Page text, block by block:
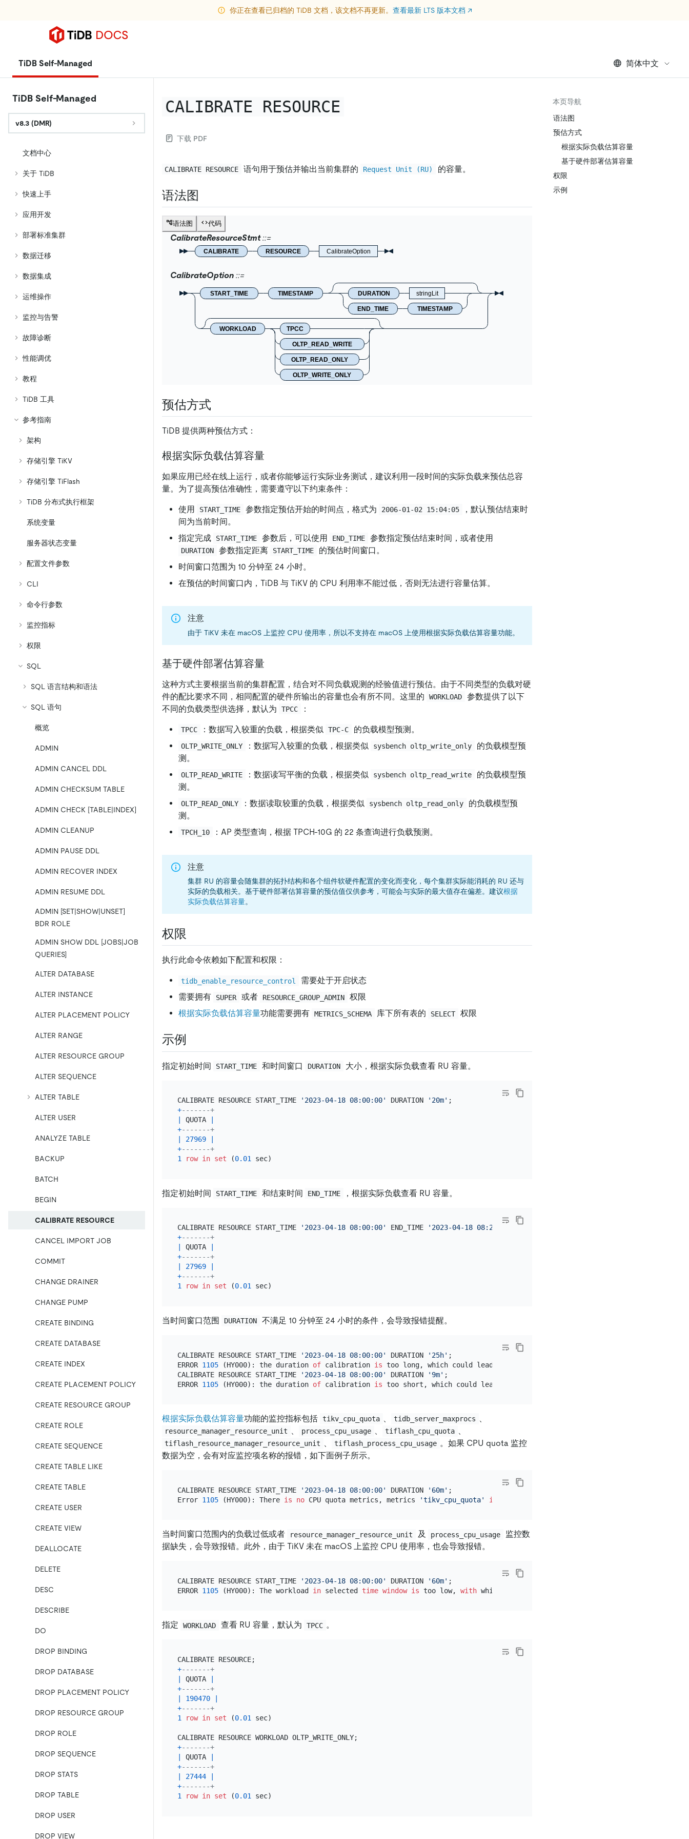
你正在查看已归档的 TiDB 文档，该文档不再更新。 查看最新 LTS 版本文档 ↗
TiDB Self-Managed 简体中文
TiDB Self-Managed
v8.3 (DMR)
文档中心
关于 TiDB
快速上手
应用开发
部署标准集群
数据迁移
数据集成
运维操作
监控与告警
故障诊断
性能调优
教程
TiDB 工具
参考指南
架构
存储引擎 TiKV
存储引擎 TiFlash
TiDB 分布式执行框架
系统变量
服务器状态变量
配置文件参数
CLI
命令行参数
监控指标
权限
SQL
SQL 语言结构和语法
SQL 语句
概览
ADMIN
ADMIN CANCEL DDL
ADMIN CHECKSUM TABLE
ADMIN CHECK [TABLE|INDEX]
ADMIN CLEANUP
ADMIN PAUSE DDL
ADMIN RECOVER INDEX
ADMIN RESUME DDL
ADMIN [SET|SHOW|UNSET]
BDR ROLE
ADMIN SHOW DDL [JOBS|JOB
QUERIES]
ALTER DATABASE
ALTER INSTANCE
ALTER PLACEMENT POLICY
ALTER RANGE
ALTER RESOURCE GROUP
ALTER SEQUENCE
ALTER TABLE
ALTER USER
ANALYZE TABLE
BACKUP
BATCH
BEGIN
CALIBRATE RESOURCE
CANCEL IMPORT JOB
COMMIT
CHANGE DRAINER
CHANGE PUMP
CREATE BINDING
CREATE DATABASE
CREATE INDEX
CREATE PLACEMENT POLICY
CREATE RESOURCE GROUP
CREATE ROLE
CREATE SEQUENCE
CREATE TABLE LIKE
CREATE TABLE
CREATE USER
CREATE VIEW
DEALLOCATE
DELETE
DESC
DESCRIBE
DO
DROP BINDING
DROP DATABASE
DROP PLACEMENT POLICY
DROP RESOURCE GROUP
DROP ROLE
DROP SEQUENCE
DROP STATS
DROP TABLE
DROP USER
DROP VIEW
CALIBRATE RESOURCE
下载 PDF
CALIBRATE RESOURCE 语句用于预估并输出当前集群的 Request Unit (RU) 的容量。
语法图
语法图 代码
CalibrateResourceStmt
CALIBRATE RESOURCE CalibrateOption
CalibrateOption
START_TIME TIMESTAMP DURATION stringLit
END_TIME TIMESTAMP
WORKLOAD TPCC
OLTP_READ_WRITE
OLTP_READ_ONLY
OLTP_WRITE_ONLY
预估方式
TiDB 提供两种预估方式：
根据实际负载估算容量
如果应用已经在线上运行，或者你能够运行实际业务测试，建议利用一段时间的实际负载来预估总容
量。为了提高预估准确性，需要遵守以下约束条件：
使用 START_TIME 参数指定预估开始的时间点，格式为 2006-01-02 15:04:05
，默认预估结束时
间为当前时间。
指定完成
START_TIME 参数后，可以使用 END_TIME 参数指定预估结束时间，或者使用
DURATION 参数指定距离 START_TIME
的预估时间窗口。
时间窗口范围为 10 分钟至 24 小时。
在预估的时间窗口内，TiDB 与 TiKV 的 CPU 利用率不能过低，否则无法进行容量估算。
注意
由于 TiKV 未在 macOS 上监控 CPU 使用率，所以不支持在 macOS 上使用根据实际负载估算容量功能。
基于硬件部署估算容量
这种方式主要根据当前的集群配置，结合对不同负载观测的经验值进行预估。由于不同类型的负载对硬
件的配比要求不同，相同配置的硬件所输出的容量也会有所不同。这里的
WORKLOAD
参数提供了以下
不同的负载类型供选择，默认为
TPCC ：
TPCC ：数据写入较重的负载，根据类似 TPC-C 的负载模型预测。
OLTP_WRITE_ONLY ：数据写入较重的负载，根据类似 sysbench oltp_write_only
的负载模型预
测。
OLTP_READ_WRITE ：数据读写平衡的负载，根据类似 sysbench oltp_read_write
的负载模型预
测。
OLTP_READ_ONLY ：数据读取较重的负载，根据类似 sysbench oltp_read_only
的负载模型预
测。
TPCH_10 ：AP 类型查询，根据 TPCH-10G 的 22 条查询进行负载预测。
注意
集群 RU 的容量会随集群的拓扑结构和各个组件软硬件配置的变化而变化，每个集群实际能消耗的 RU 还与
实际的负载相关。基于硬件部署估算容量的预估值仅供参考，可能会与实际的最大值存在偏差。建议根据
实际负载估算容量。
权限
执行此命令依赖如下配置和权限：
tidb_enable_resource_control
需要处于开启状态
需要拥有
SUPER 或者 RESOURCE_GROUP_ADMIN
权限
根据实际负载估算容量功能需要拥有 METRICS_SCHEMA 库下所有表的 SELECT 权限
示例
指定初始时间 START_TIME 和时间窗口 DURATION 大小，根据实际负载查看 RU 容量。
CALIBRATE RESOURCE START_TIME '2023-04-18 08:00:00' DURATION '20m'
+-------+
QUOTA
+-------+
27969
+-------+
1
row in set (0.01
指定初始时间 START_TIME 和结束时间 END_TIME ，根据实际负载查看 RU 容量。
CALIBRATE RESOURCE START_TIME '2023-04-18 08:00:00' END_TIME '2023-04-18 08:20:00'
+-------+
QUOTA
+-------+
27969
+-------+
1
row in set (0.01
当时间窗口范围 DURATION 不满足 10 分钟至 24 小时的条件，会导致报错提醒。
CALIBRATE RESOURCE START_TIME '2023-04-18 08:00:00' DURATION '25h' ;
ERROR 1105 (HY000): the duration of calibration is too long, which could lead
CALIBRATE RESOURCE START_TIME
'2023-04-18 08:00:00' DURATION '9m' ;
ERROR 1105 (HY000): the duration of calibration is too short, which could lead
根据实际负载估算容量功能的监控指标包括 tikv_cpu_quota 、 tidb_server_maxprocs 、
resource_manager_resource_unit 、 process_cpu_usage 、 tiflash_cpu_quota 、
tiflash_resource_manager_resource_unit 、 tiflash_process_cpu_usage 。如果 CPU quota 监控
数据为空，会有对应监控项名称的报错，如下面例子所示。
CALIBRATE RESOURCE START_TIME '2023-04-18 08:00:00' DURATION '60m' ;
Error 1105 (HY000): There is no CPU quota metrics, metrics 'tikv_cpu_quota' is
当时间窗口范围内的负载过低或者 resource_manager_resource_unit 及 process_cpu_usage
监控数
据缺失，会导致报错。此外，由于 TiKV 未在 macOS 上监控 CPU 使用率，也会导致报错。
CALIBRATE RESOURCE START_TIME '2023-04-18 08:00:00' DURATION '60m' ;
ERROR 1105 (HY000): The workload in selected time window is too low, with which TiDB
指定 WORKLOAD 查看 RU 容量，默认为 TPCC 。
+-------+
QUOTA
+-------+
190470
+-------+
1
row in set (0.01 sec)
+-------+
QUOTA
+-------+
27444
+-------+
1
row in set (0.01
本页导航
语法图
预估方式
根据实际负载估算容量
基于硬件部署估算容量
权限
示例